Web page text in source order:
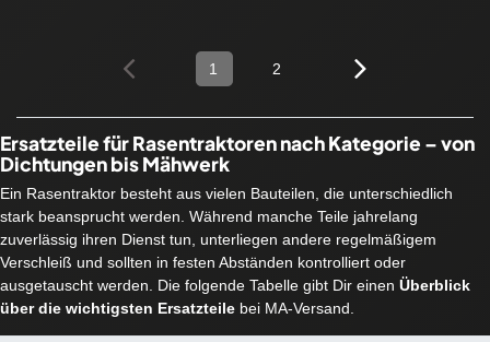
1 2
Ersatzteile für Rasentraktoren nach Kategorie – von
Dichtungen bis Mähwerk
Ein Rasentraktor besteht aus vielen Bauteilen, die unterschiedlich
stark beansprucht werden. Während manche Teile jahrelang
zuverlässig ihren Dienst tun, unterliegen andere regelmäßigem
Verschleiß und sollten in festen Abständen kontrolliert oder
ausgetauscht werden. Die folgende Tabelle gibt Dir einen Überblick
über die wichtigsten Ersatzteile bei MA-Versand.